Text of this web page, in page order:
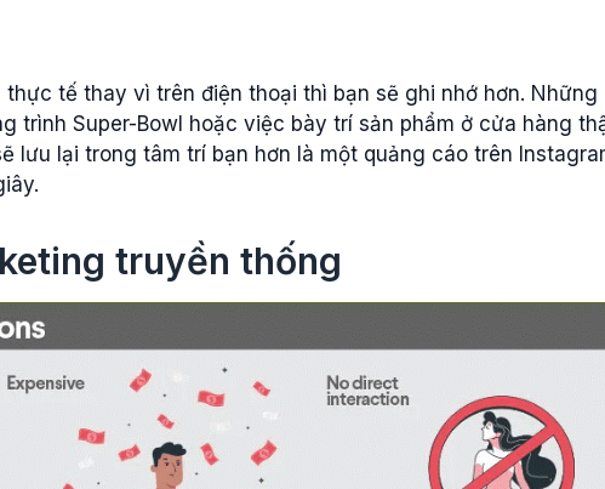
tế thay vì trên điện thoại thì bạn sẽ ghi nhớ hơn. Những
trình Super-Bowl hoặc việc bày trí sản phẩm ở cửa hàng
lưu lại trong tâm trí bạn hơn là một quảng cáo trên
truyền thống